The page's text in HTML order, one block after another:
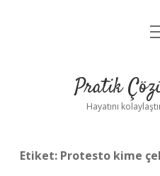
Yasal
Pratik
Hayatını
Etiket: Protesto kime